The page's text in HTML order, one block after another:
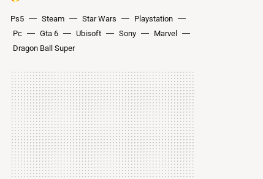
Ps5 Steam Star Wars
Playstation
Pc
Gta 6 Ubisoft Sony
Marvel
Dragon Ball Super